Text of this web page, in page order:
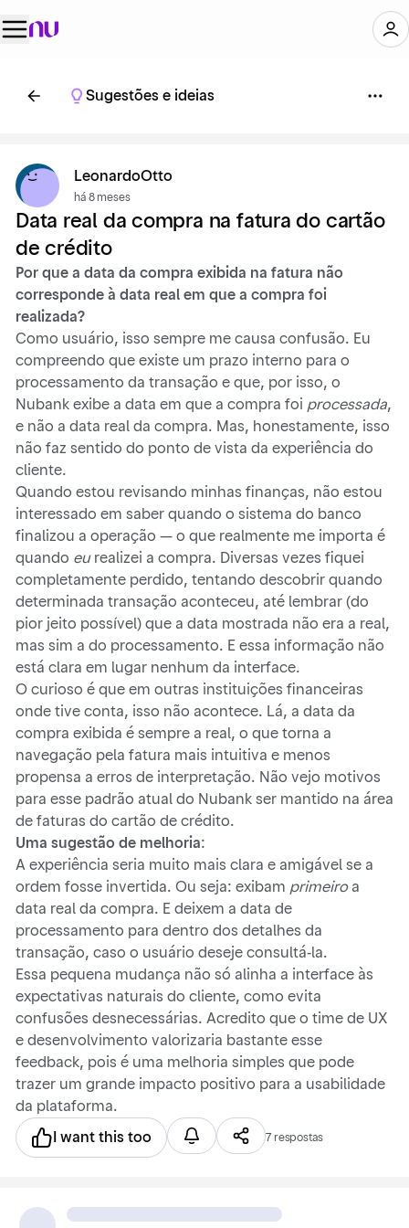
Sugestões e ideias
LeonardoOtto
há 8 meses
Data real da compra na fatura do cartão
de crédito
Por que a data da compra exibida na fatura não
corresponde à data real em que a compra foi
realizada?
Como usuário, isso sempre me causa confusão. Eu
compreendo que existe um prazo interno para o
processamento da transação e que, por isso, o
Nubank exibe a data em que a compra foi processada,
e não a data real da compra. Mas, honestamente, isso
não faz sentido do ponto de vista da experiência do
cliente.
Quando estou revisando minhas finanças, não estou
interessado em saber quando o sistema do banco
finalizou a operação — o que realmente me importa é
quando eurealizei a compra. Diversas vezes fiquei
completamente perdido, tentando descobrir quando
determinada transação aconteceu, até lembrar (do
pior jeito possível) que a data mostrada não era a real,
mas sim a do processamento. E essa informação não
está clara em lugar nenhum da interface.
O curioso é que em outras instituições financeiras
onde tive conta, isso não acontece. Lá, a data da
compra exibida é sempre a real, o que torna a
navegação pela fatura mais intuitiva e menos
propensa a erros de interpretação. Não vejo motivos
para esse padrão atual do Nubank ser mantido na área
de faturas do cartão de crédito.
Uma sugestão de melhoria:
A experiência seria muito mais clara e amigável se a
ordem fosse invertida. Ou seja: exibam primeiroa
data real da compra. E deixem a data de
processamento para dentro dos detalhes da
transação, caso o usuário deseje consultá-la.
Essa pequena mudança não só alinha a interface às
expectativas naturais do cliente, como evita
confusões desnecessárias. Acredito que o time de UX
e desenvolvimento valorizaria bastante esse
feedback, pois é uma melhoria simples que pode
trazer um grande impacto positivo para a usabilidade
da plataforma.
I want this too 7 respostas